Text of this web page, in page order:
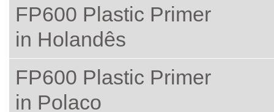
FP600 Plastic Primer
in Holandês
FP600 Plastic Primer
in Polaco